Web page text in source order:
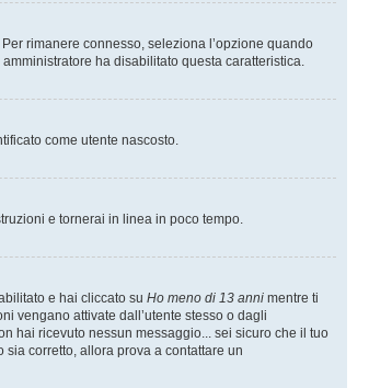
rimanere connesso, seleziona l’opzione quando
ha disabilitato questa caratteristica.
come utente nascosto.
e tornerai in linea in poco tempo.
e hai cliccato su Ho meno di 13 anni mentre ti
vengano attivate dall’utente stesso o dagli
hai ricevuto nessun messaggio... sei sicuro che il tuo
corretto, allora prova a contattare un